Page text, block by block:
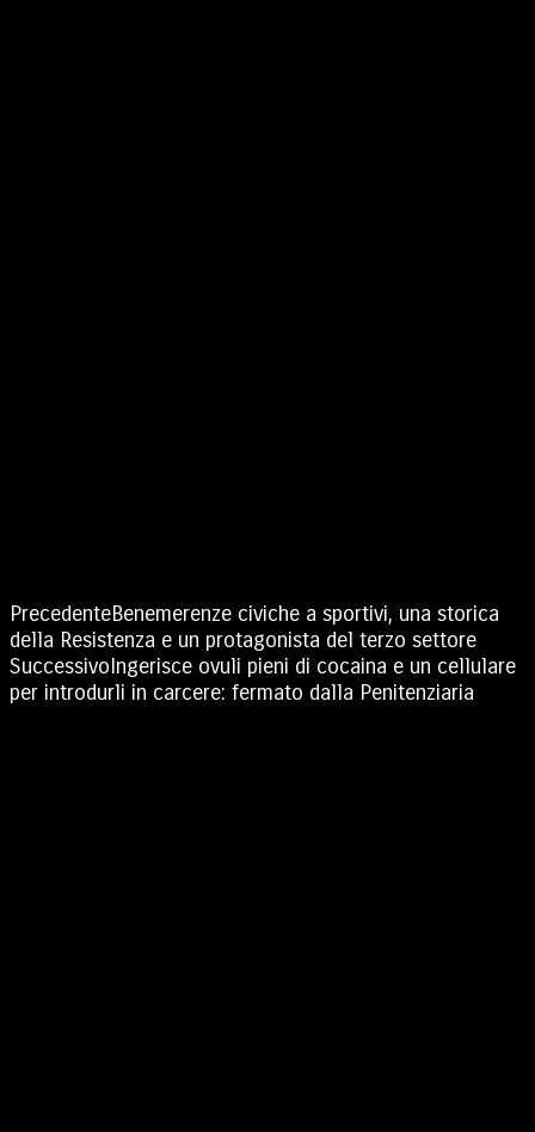
PrecedenteBenemerenze civiche a sportivi, una storica
della Resistenza e un protagonista del terzo settore
SuccessivoIngerisce ovuli pieni di cocaina e un cellulare
per introdurli in carcere: fermato dalla Penitenziaria